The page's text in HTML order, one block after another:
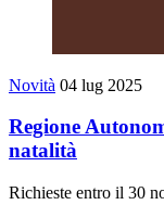
Novità 04 lug 2025
Regione
natalità
Richieste entro il 30